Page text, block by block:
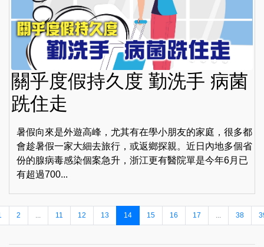
關乎度假持久度 勤洗手 病菌
跣住走
暑假向來是外遊高峰，尤其有在學小朋友的家庭，很多都
會趁暑假一家大細去旅行，或返鄉探親。近日內地多個省
份的腺病毒感染個案急升，浙江更有醫院單是今年6月已
有超過700...
2 11 12 13 14 15 16 17 38